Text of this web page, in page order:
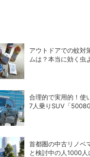
アウトドアでの蚊対
ムは？本当に効く虫
合理的で実用的！使
7人乗りSUV「
首都圏の中古リノベ
と検討中の人1000